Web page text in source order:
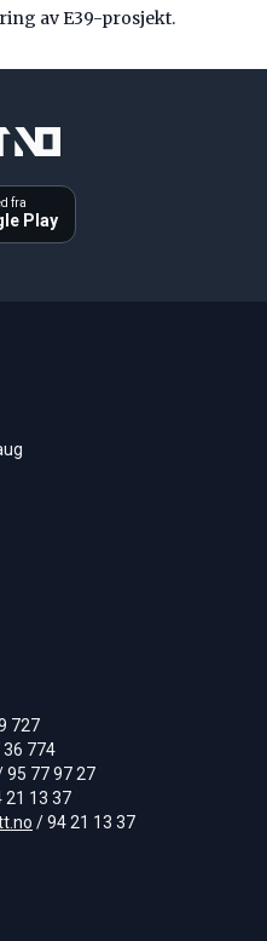
av E39-prosjekt.
fra
Play
727
36 774
95 77 97 27
21 13 37
/ 94 21 13 37